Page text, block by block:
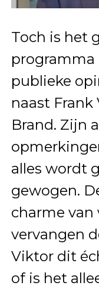
Toch is het
programma
publieke
naast Frank
Brand. Zijn
alles wordt
gewogen.
charme
vervangen
Viktor dit
of is het